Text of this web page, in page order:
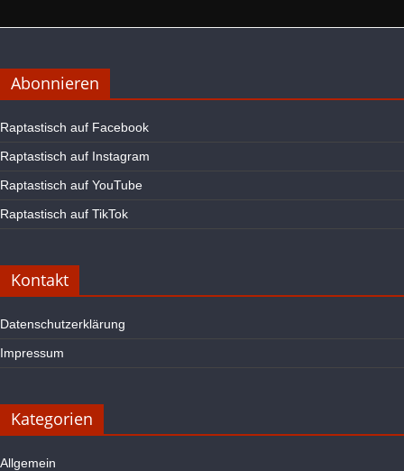
Abonnieren
Raptastisch auf Facebook
Raptastisch auf Instagram
Raptastisch auf YouTube
Raptastisch auf TikTok
Kontakt
Datenschutzerklärung
Impressum
Kategorien
Allgemein